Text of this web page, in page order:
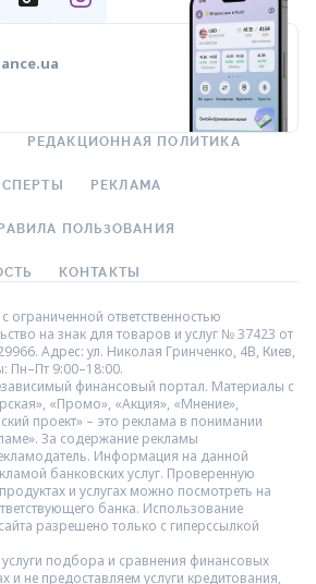
РЕДАКЦИОННАЯ ПОЛИТИКА
РЕКЛАМА
ПОЛЬЗОВАНИЯ
КОНТАКТЫ
ответственностью
на знак для товаров и услуг № 37423 от
Адрес: ул. Николая Гринченко, 4В, Киев,
Пн–Пт 9:00–18:00.
финансовый портал. Материалы с
«Промо», «Акция», «Мнение»,
проект» – это реклама в понимании
За содержание рекламы
Информация на данной
банковских услуг. Проверенную
и услугах можно посмотреть на
банка. Использование
разрешено только с гиперссылкой
подбора и сравнения финансовых
и не предоставляем услуги кредитования,